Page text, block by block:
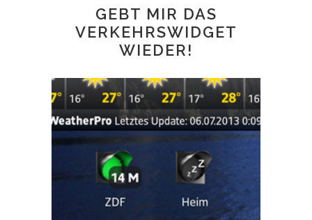
GEBT MIR DAS
VERKEHRSWIDGET
WIEDER!